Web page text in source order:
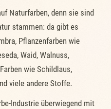
Naturfarben, denn sie sind
stammen: da gibt es
Pflanzenfarben wie
Waid, Walnuss,
wie Schildlaus,
viele andere Stoffe.
Industrie überwiegend mit